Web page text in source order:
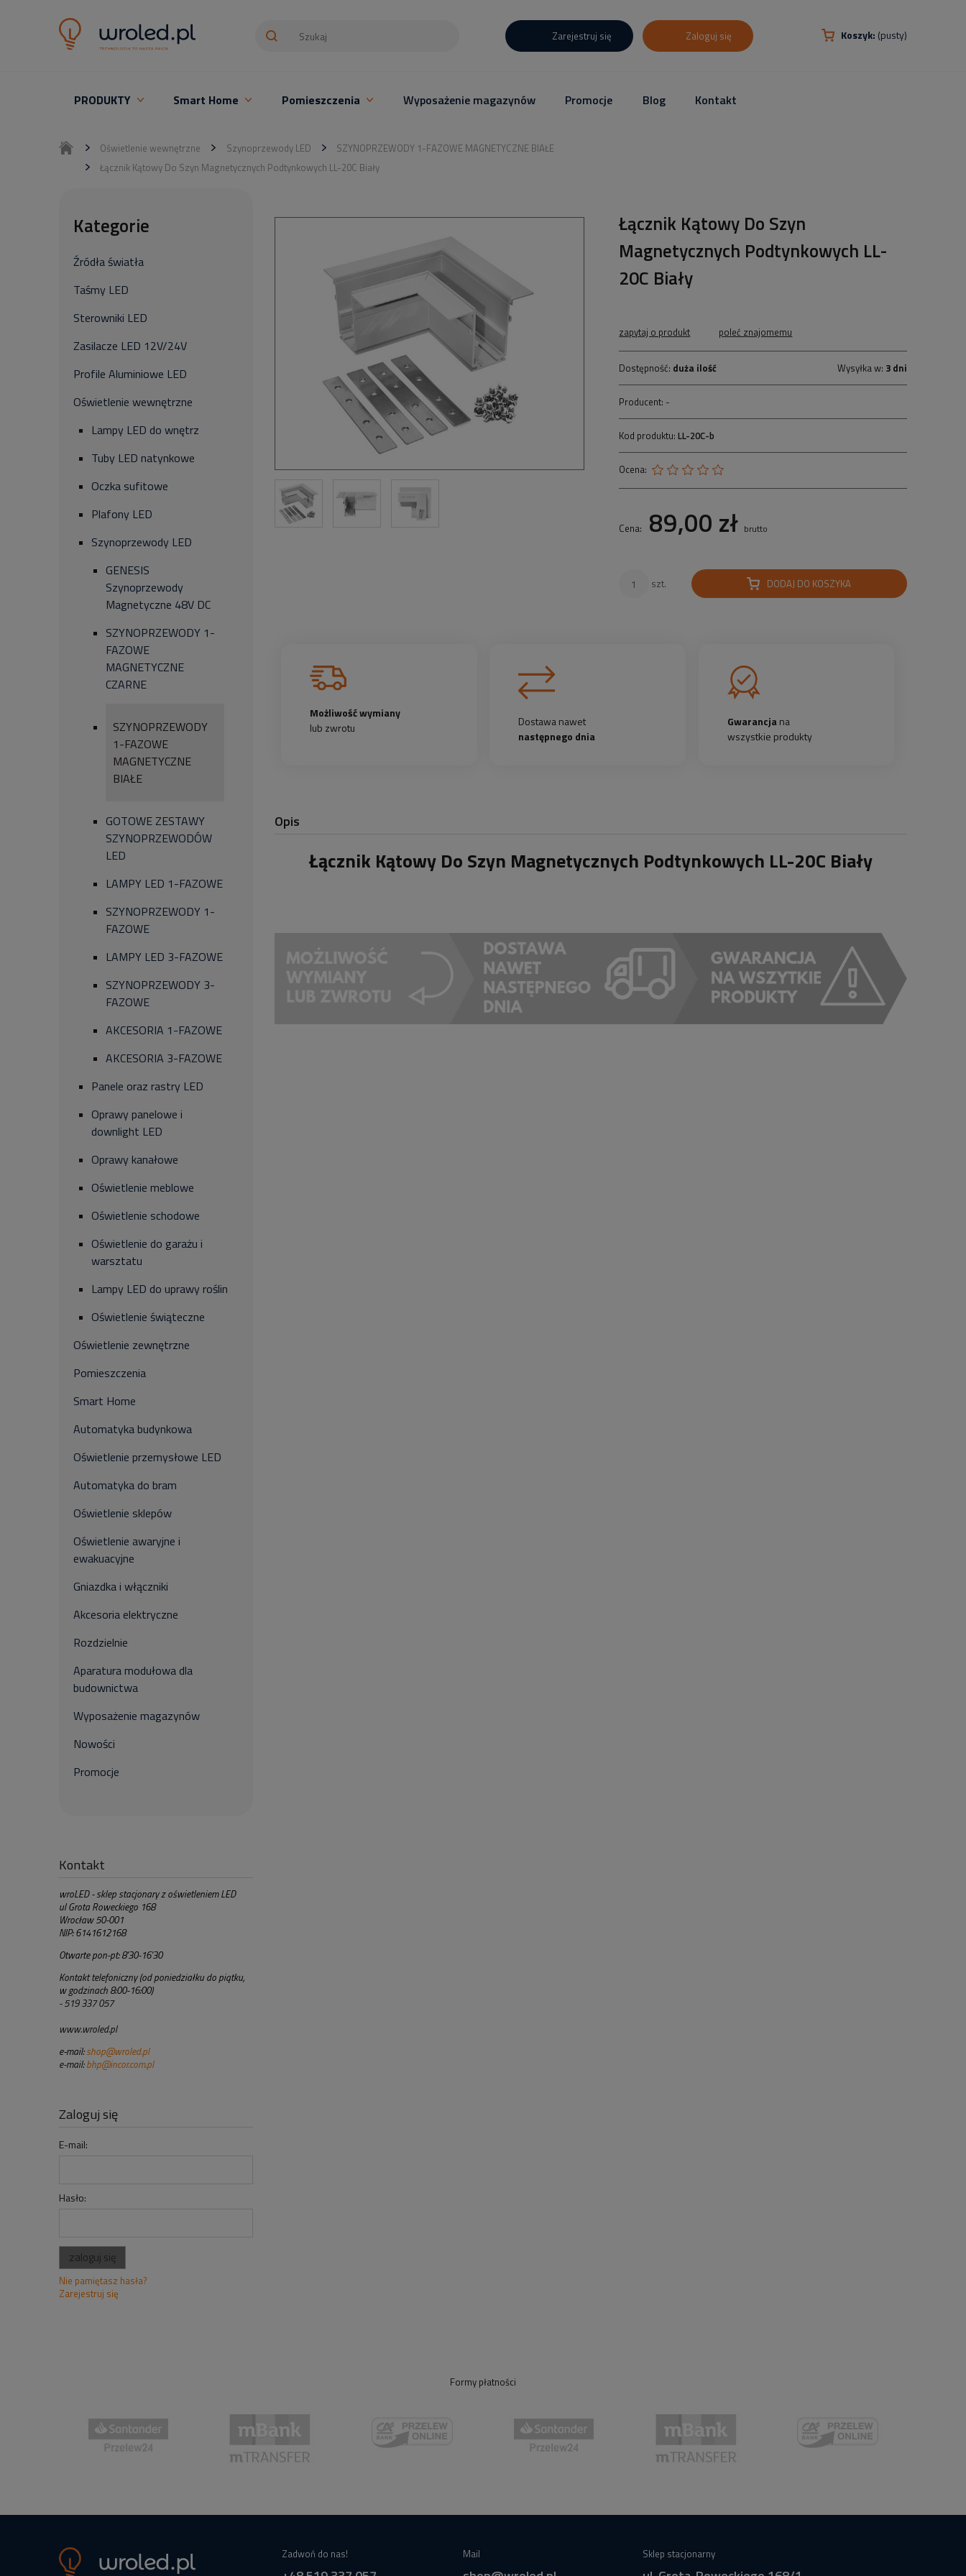
Koszyk: (pusty)
Zarejestruj się Zaloguj się
PRODUKTY Smart Home Pomieszczenia Wyposażenie magazynów Promocje Blog Kontakt
Oświetlenie wewnętrzne Szynoprzewody LED
SZYNOPRZEWODY 1-FAZOWE MAGNETYCZNE BIAŁE
Łącznik Kątowy Do Szyn Magnetycznych Podtynkowych LL-20C Biały
Kategorie
Źródła światła
Taśmy LED
Sterowniki LED
Zasilacze LED 12V/24V
Profile Aluminiowe LED
Oświetlenie wewnętrzne
Lampy LED do wnętrz
Tuby LED natynkowe
Oczka sufitowe
Plafony LED
Szynoprzewody LED
GENESIS
Szynoprzewody
Magnetyczne 48V DC
SZYNOPRZEWODY 1-
FAZOWE
MAGNETYCZNE
CZARNE
SZYNOPRZEWODY
1-FAZOWE
MAGNETYCZNE
BIAŁE
GOTOWE ZESTAWY
SZYNOPRZEWODÓW
LED
LAMPY LED 1-FAZOWE
SZYNOPRZEWODY 1-
FAZOWE
LAMPY LED 3-FAZOWE
SZYNOPRZEWODY 3-
FAZOWE
AKCESORIA 1-FAZOWE
AKCESORIA 3-FAZOWE
Panele oraz rastry LED
Oprawy panelowe i
downlight LED
Oprawy kanałowe
Oświetlenie meblowe
Oświetlenie schodowe
Oświetlenie do garażu i
warsztatu
Lampy LED do uprawy roślin
Oświetlenie świąteczne
Oświetlenie zewnętrzne
Pomieszczenia
Smart Home
Automatyka budynkowa
Oświetlenie przemysłowe LED
Automatyka do bram
Oświetlenie sklepów
Oświetlenie awaryjne i
ewakuacyjne
Gniazdka i włączniki
Akcesoria elektryczne
Rozdzielnie
Aparatura modułowa dla
budownictwa
Wyposażenie magazynów
Nowości
Promocje
Kontakt
wroLED - sklep stacjonary z oświetleniem LED
ul Grota Roweckiego 168
Wrocław 50-001
NIP: 6141612168
Otwarte pon-pt: 8'30-16'30
Kontakt telefoniczny (od poniedziałku do piątku,
w godzinach 8:00-16:00)
- 519 337 057
www.wroled.pl
e-mail: shop@wroled.pl
e-mail:bhp@incor.com.pl
Zaloguj się
E-mail:
Hasło:
zaloguj się
Nie pamiętasz hasła?
Zarejestruj się
Łącznik Kątowy Do Szyn
Magnetycznych Podtynkowych LL-
20C Biały
zapytaj o produkt poleć znajomemu
Dostępność: duża ilość Wysyłka w: 3 dni
Producent: -
Kod produktu: LL-20C-b
Ocena:
Cena: 89,00 zł brutto
szt. DODAJ DO KOSZYKA
Możliwość wymiany
lub zwrotu
Dostawa nawet
następnego dnia
Gwarancjana
wszystkie produkty
Opis
Łącznik Kątowy Do Szyn Magnetycznych Podtynkowych LL-20C Biały
Formy płatności
Zadwoń do nas! Mail Sklep stacjonarny